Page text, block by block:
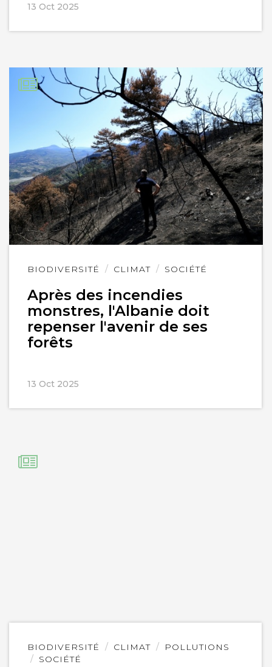
13 Oct 2025
BIODIVERSITÉ CLIMAT SOCIÉTÉ
Après des incendies
monstres, l'Albanie doit
repenser l'avenir de ses
forêts
13 Oct 2025
Lire
BIODIVERSITÉ CLIMAT
POLLUTIONS
SOCIÉTÉ
Lire
l'article